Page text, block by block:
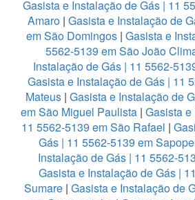
Gasista e Instalação de Gás | 11
Amaro| Gasista e Instalação de
em São Domingos| Gasista e
5562-5139 em São João
Instalação de Gás | 11 5562-
Gasista e Instalação de Gás | 11
Mateus | Gasista e Instalação de
em São Miguel Paulista | Gasista e
11 5562-5139 em São Rafael |
Gás | 11 5562-5139 em
Instalação de Gás | 11 5562-
Gasista e Instalação de Gás |
Sumare | Gasista e Instalação de